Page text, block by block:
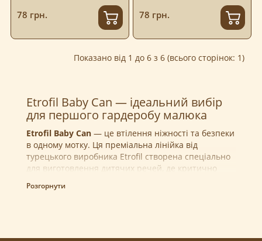
78 грн. 78 грн.
Показано від 1 до 6 з 6 (всього сторінок: 1)
Etrofil Baby Can — ідеальний вибір
для першого гардеробу малюка
Etrofil Baby Can — це втілення ніжності та безпеки
в одному мотку. Ця преміальна лінійка від
турецького виробника Etrofil створена спеціально
для виготовлення дитячих речей, де критично
текстура нитки.
Розгорнути